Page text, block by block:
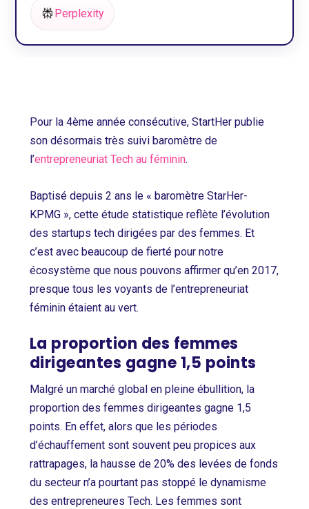
Perplexity
Pour la 4ème année consécutive, StartHer publie
son désormais très suivi baromètre de
l’entrepreneuriat Tech au féminin.
Baptisé depuis 2 ans le « baromètre StarHer-
KPMG », cette étude statistique reflète l’évolution
des startups tech dirigées par des femmes. Et
c’est avec beaucoup de fierté pour notre
écosystème que nous pouvons affirmer qu’en 2017,
presque tous les voyants de l’entrepreneuriat
féminin étaient au vert.
La proportion des femmes
dirigeantes gagne 1,5 points
Malgré un marché global en pleine ébullition, la
proportion des femmes dirigeantes gagne 1,5
points. En effet, alors que les périodes
d’échauffement sont souvent peu propices aux
rattrapages, la hausse de 20% des levées de fonds
du secteur n’a pourtant pas stoppé le dynamisme
des entrepreneures Tech. Les femmes sont